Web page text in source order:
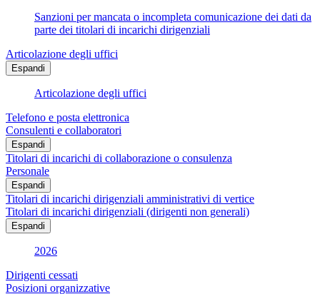
Sanzioni per mancata o incompleta comunicazione dei dati da
parte dei titolari di incarichi dirigenziali
Articolazione degli uffici
Espandi
Articolazione degli uffici
Telefono e posta elettronica
Consulenti e collaboratori
Espandi
Titolari di incarichi di collaborazione o consulenza
Personale
Espandi
Titolari di incarichi dirigenziali amministrativi di vertice
Titolari di incarichi dirigenziali (dirigenti non generali)
Espandi
2026
Dirigenti cessati
Posizioni organizzative